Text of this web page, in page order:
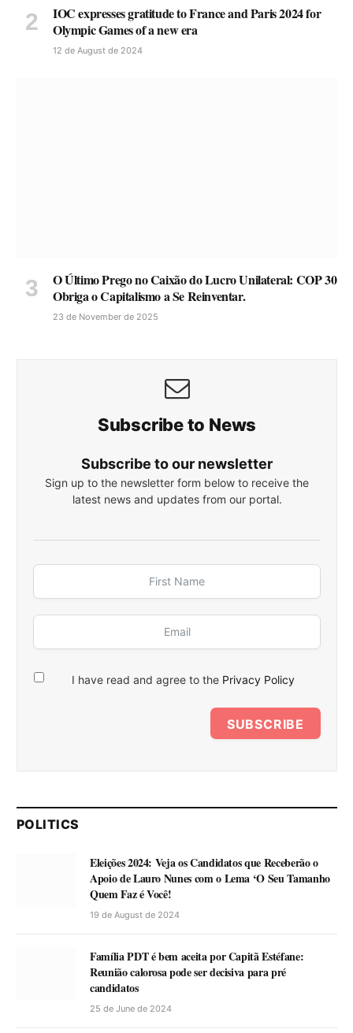
IOC expresses gratitude to France and Paris 2024 for
Olympic Games of a new era
12 de August de 2024
O Último Prego no Caixão do Lucro Unilateral: COP 30
Obriga o Capitalismo a Se Reinventar.
23 de November de 2025
Subscribe to News
Subscribe to our newsletter
Sign up to the newsletter form below to receive the
latest news and updates from our portal.
I have read and agree to the Privacy Policy
SUBSCRIBE
POLITICS
Eleições 2024: Veja os Candidatos que Receberão o
Apoio de Lauro Nunes com o Lema ‘O Seu Tamanho
Quem Faz é Você!
19 de August de 2024
Família PDT é bem aceita por Capitã Estéfane:
Reunião calorosa pode ser decisiva para pré
candidatos
25 de June de 2024